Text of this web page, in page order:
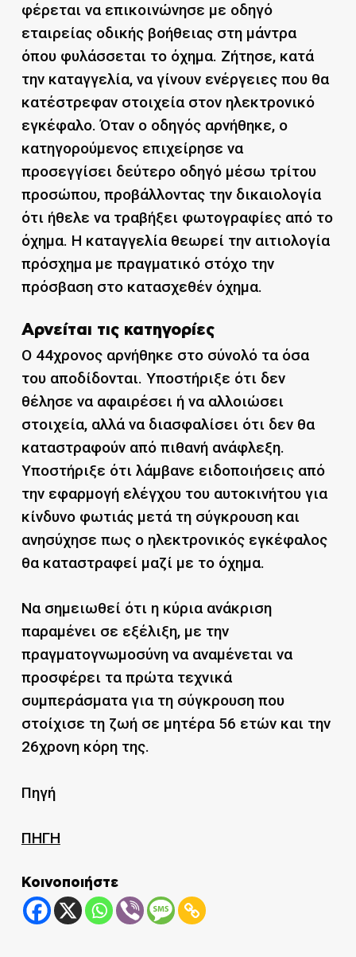
φέρεται να επικοινώνησε με οδηγό
εταιρείας οδικής βοήθειας στη μάντρα
όπου φυλάσσεται το όχημα. Ζήτησε, κατά
την καταγγελία, να γίνουν ενέργειες που θα
κατέστρεφαν στοιχεία στον ηλεκτρονικό
εγκέφαλο. Όταν ο οδηγός αρνήθηκε, ο
κατηγορούμενος επιχείρησε να
προσεγγίσει δεύτερο οδηγό μέσω τρίτου
προσώπου, προβάλλοντας την δικαιολογία
ότι ήθελε να τραβήξει φωτογραφίες από το
όχημα. Η καταγγελία θεωρεί την αιτιολογία
πρόσχημα με πραγματικό στόχο την
πρόσβαση στο κατασχεθέν όχημα.
Αρνείται τις κατηγορίες
Ο 44χρονος αρνήθηκε στο σύνολό τα όσα
του αποδίδονται. Υποστήριξε ότι δεν
θέλησε να αφαιρέσει ή να αλλοιώσει
στοιχεία, αλλά να διασφαλίσει ότι δεν θα
καταστραφούν από πιθανή ανάφλεξη.
Υποστήριξε ότι λάμβανε ειδοποιήσεις από
την εφαρμογή ελέγχου του αυτοκινήτου για
κίνδυνο φωτιάς μετά τη σύγκρουση και
ανησύχησε πως ο ηλεκτρονικός εγκέφαλος
θα καταστραφεί μαζί με το όχημα.
Να σημειωθεί ότι η κύρια ανάκριση
παραμένει σε εξέλιξη, με την
πραγματογνωμοσύνη να αναμένεται να
προσφέρει τα πρώτα τεχνικά
συμπεράσματα για τη σύγκρουση που
στοίχισε τη ζωή σε μητέρα 56 ετών και την
26χρονη κόρη της.
Πηγή
ΠΗΓΗ
Κοινοποιήστε